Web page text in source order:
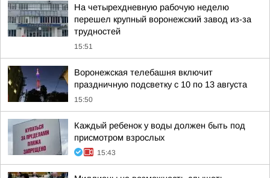
На четырехдневную рабочую неделю
перешел крупный воронежский завод из-за
трудностей
15:51
Воронежская телебашня включит
праздничную подсветку с 10 по 13 августа
15:50
Каждый ребенок у воды должен быть под
присмотром взрослых
15:43